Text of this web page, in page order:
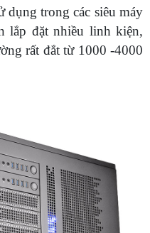
dụng trong các siêu máy
lắp đặt nhiều linh kiện,
rất đắt từ 1000 -4000